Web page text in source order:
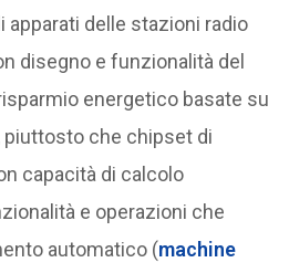
apparati delle stazioni radio
disegno e funzionalità del
energetico basate su
che chipset di
capacità di calcolo
e operazioni che
automatico (machine